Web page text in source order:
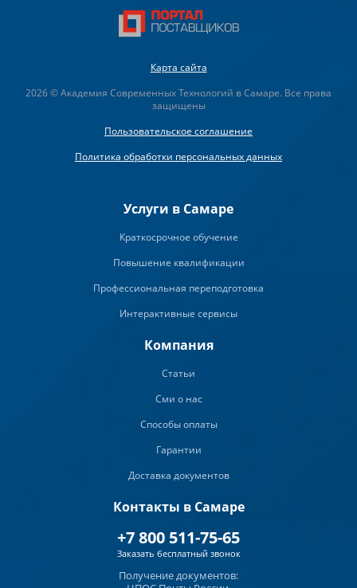
Карта сайта
2026 © Академия Современных Технологий в Самаре. Все права
защищены
Пользовательское соглашение
Политика обработки персональных данных
Услуги в Самаре
Краткосрочное обучение
Повышение квалификации
Профессиональная переподготовка
Интерактивные сервисы
Компания
Статьи
Сми о нас
Способы оплаты
Гарантии
Доставка документов
Контакты в Самаре
+7 800 511-75-65
Заказать бесплатный звонок
Получение документов: